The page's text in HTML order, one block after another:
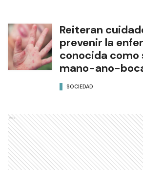
Reiteran
prevenir la
conocida como
mano-ano-
SOCIEDAD
Ads